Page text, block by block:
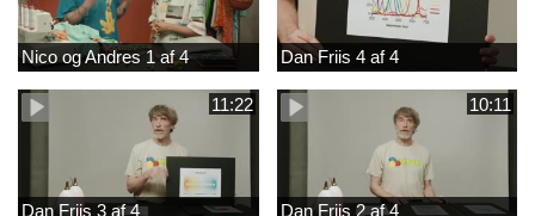
Nico og Andres 1 af 4 Dan Friis 4 af 4
11:22
Dan Friis 3 af 4
10:11
Dan Friis 2 af 4